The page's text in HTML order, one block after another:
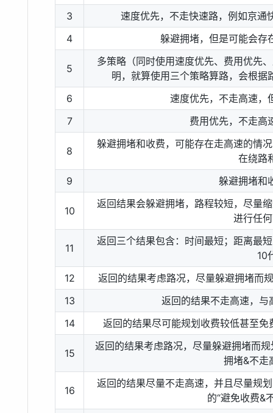
3
速度优先，不走快速路，例如京通
4
躲避拥堵，但是可能会存
5
多策略（同时使用速度优先、费用优先
明，就算使用三个策略算路，会根
6
速度优先，不走高速，
7
费用优先，不走高
8
躲避拥堵和收费，可能存在走高速的情
在绕路
9
躲避拥堵和
10
返回结果会躲避拥堵，路程较短，尽量
进行任
11
返回三个结果包含：时间最短；距离最
10
12
返回的结果考虑路况，尽量躲避拥堵而
13
返回的结果不走高速，与
14
返回的结果尽可能规划收费较低甚至免
15
返回的结果考虑路况，尽量躲避拥堵而
拥堵&不走
16
返回的结果尽量不走高速，并且尽量规
的“避免收费&